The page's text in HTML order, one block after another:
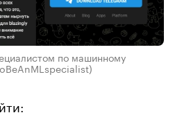
по машинному